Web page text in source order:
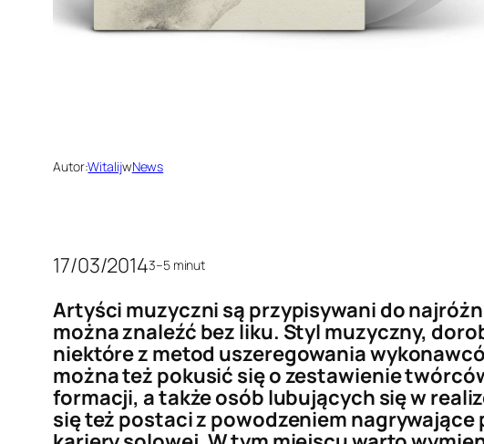
Autor:WitalijwNews
17/03/20143–5 minut
Artyści muzyczni są przypisywani do
można znaleźć bez liku. Styl muzyczny,
niektóre z metod uszeregowania
można też pokusić się o zestawienie
formacji, a także osób lubujących się w
się też postaci z powodzeniem